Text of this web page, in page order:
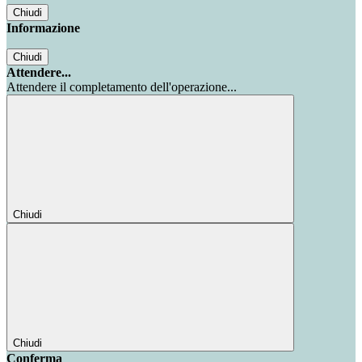
Chiudi
Informazione
Chiudi
Attendere...
Attendere il completamento dell'operazione...
Chiudi
Chiudi
Conferma